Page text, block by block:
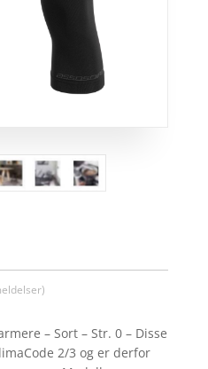
– Sort – Str. 0 – Disse
2/3 og er derfor